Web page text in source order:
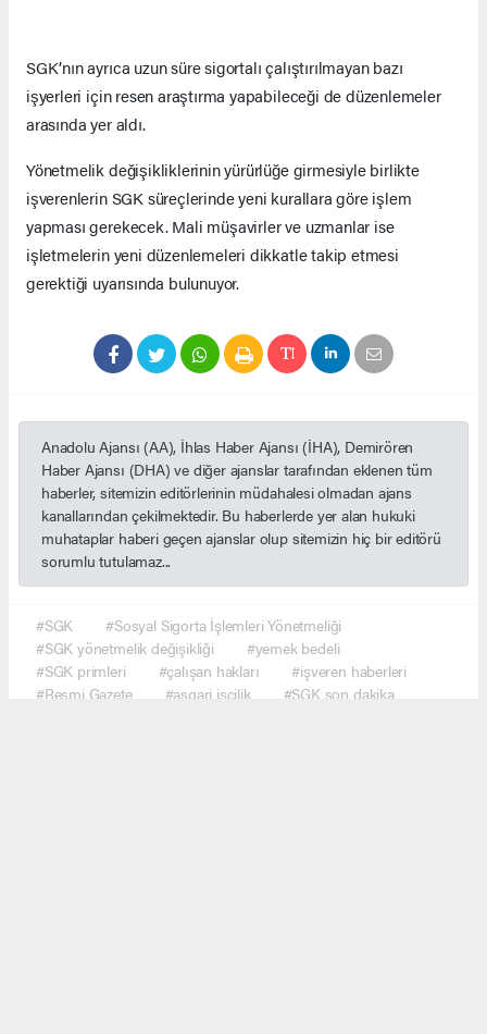
SGK’nın ayrıca uzun süre sigortalı çalıştırılmayan bazı
işyerleri için resen araştırma yapabileceği de düzenlemeler
arasında yer aldı.
Yönetmelik değişikliklerinin yürürlüğe girmesiyle birlikte
işverenlerin SGK süreçlerinde yeni kurallara göre işlem
yapması gerekecek. Mali müşavirler ve uzmanlar ise
işletmelerin yeni düzenlemeleri dikkatle takip etmesi
gerektiği uyarısında bulunuyor.
Anadolu Ajansı (AA), İhlas Haber Ajansı (İHA), Demirören
Haber Ajansı (DHA) ve diğer ajanslar tarafından eklenen tüm
haberler, sitemizin editörlerinin müdahalesi olmadan ajans
kanallarından çekilmektedir. Bu haberlerde yer alan hukuki
muhataplar haberi geçen ajanslar olup sitemizin hiç bir editörü
sorumlu tutulamaz...
#SGK
#Sosyal Sigorta İşlemleri Yönetmeliği
#SGK yönetmelik değişikliği
#yemek bedeli
#SGK primleri
#çalışan hakları
#işveren haberleri
#Resmi Gazete
#asgari işçilik
#SGK son dakika